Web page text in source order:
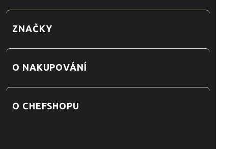
ZNAČKY
O NAKUPOVÁNÍ
O CHEFSHOPU